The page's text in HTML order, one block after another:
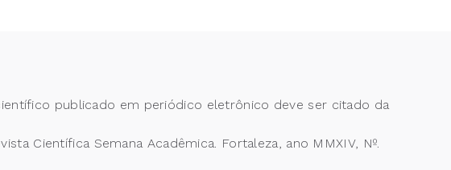
publicado em periódico eletrônico deve ser citado da
Científica Semana Acadêmica. Fortaleza, ano MMXIV, Nº.